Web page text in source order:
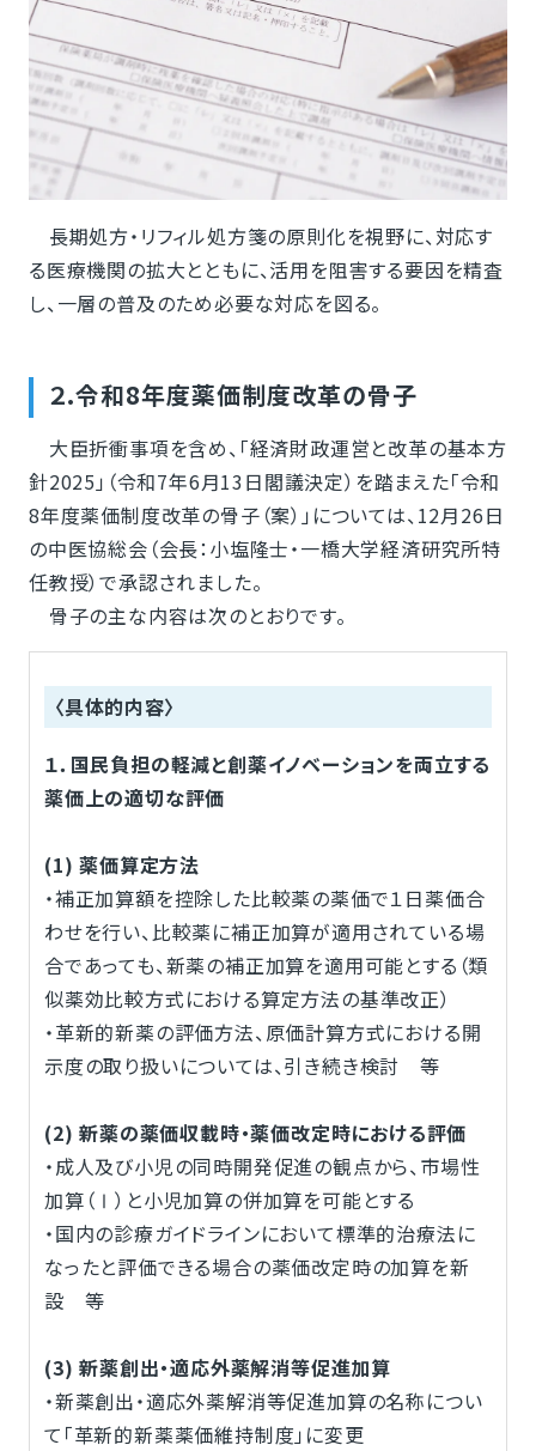
長期処方・リフィル処方箋の原則化を視野に、対応す
る医療機関の拡大とともに、活用を阻害する要因を精査
し、一層の普及のため必要な対応を図る。
２.令和8年度薬価制度改革の骨子
大臣折衝事項を含め、「経済財政運営と改革の基本方
針2025」（令和7年6月13日閣議決定）を踏まえた「令和
8年度薬価制度改革の骨子（案）」については、12月26日
の中医協総会（会長：小塩隆士・一橋大学経済研究所特
任教授）で承認されました。
骨子の主な内容は次のとおりです。
〈具体的内容〉
１．国民負担の軽減と創薬イノベーションを両立する
薬価上の適切な評価
(1) 薬価算定方法
・補正加算額を控除した比較薬の薬価で１日薬価合
わせを行い、比較薬に補正加算が適用されている場
合であっても、新薬の補正加算を適用可能とする（類
似薬効比較方式における算定方法の基準改正）
・革新的新薬の評価方法、原価計算方式における開
示度の取り扱いについては、引き続き検討 等
(2) 新薬の薬価収載時・薬価改定時における評価
・成人及び小児の同時開発促進の観点から、市場性
加算（Ⅰ）と小児加算の併加算を可能とする
・国内の診療ガイドラインにおいて標準的治療法に
なったと評価できる場合の薬価改定時の加算を新
設 等
(3) 新薬創出・適応外薬解消等促進加算
・新薬創出・適応外薬解消等促進加算の名称につい
て「革新的新薬薬価維持制度」に変更